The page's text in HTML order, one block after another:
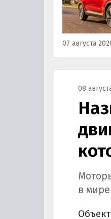
рынка — MG
стоит от 900
текущему
всех
отдать
07 августа
08
в мире